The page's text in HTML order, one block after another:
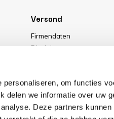
om functies
delen we informatie over uw
Deze partners kunnen
Versand
Firmendaten
Disclaimer
Cookies